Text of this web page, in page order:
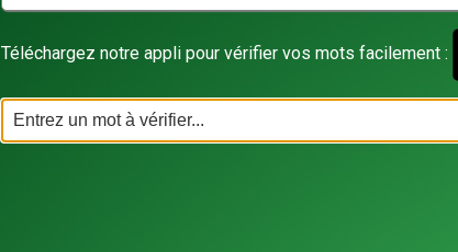
Téléchargez notre appli pour vérifier vos mots facilement :